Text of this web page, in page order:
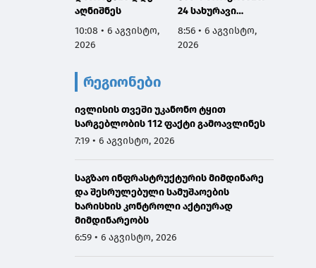
აღნიშნეს
10:08 • 6 აგვისტო,
2026
24 სახურავი
რეაბილიტირდა
8:56 • 6 აგვისტო,
2026
რეგიონები
ივლისის თვეში უკანონო ტყით
სარგებლობის 112 ფაქტი გამოავლინეს
7:19 • 6 აგვისტო, 2026
საგზაო ინფრასტრუქტურის მიმდინარე
და შესრულებული სამუშაოების
ხარისხის კონტროლი აქტიურად
მიმდინარეობს
6:59 • 6 აგვისტო, 2026